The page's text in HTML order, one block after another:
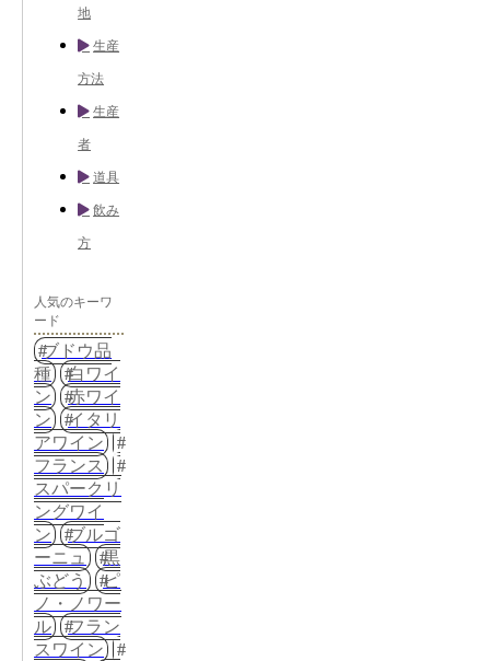
地
生産
方法
生産
者
道具
飲み
方
人気のキーワ
ード
ブドウ品
種
白ワイ
ン
赤ワイ
ン
イタリ
アワイン
フランス
スパークリ
ングワイ
ン
ブルゴ
ーニュ
黒
ぶどう
ピ
ノ・ノワー
ル
フラン
スワイン